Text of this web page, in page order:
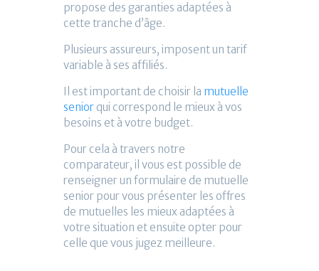
propose des garanties adaptées à
cette tranche d’âge.
Plusieurs assureurs, imposent un tarif
variable à ses affiliés.
Il est important de choisir la mutuelle
senior qui correspond le mieux à vos
besoins et à votre budget.
Pour cela à travers notre
comparateur, il vous est possible de
renseigner un formulaire de mutuelle
senior pour vous présenter les offres
de mutuelles les mieux adaptées à
votre situation et ensuite opter pour
celle que vous jugez meilleure.